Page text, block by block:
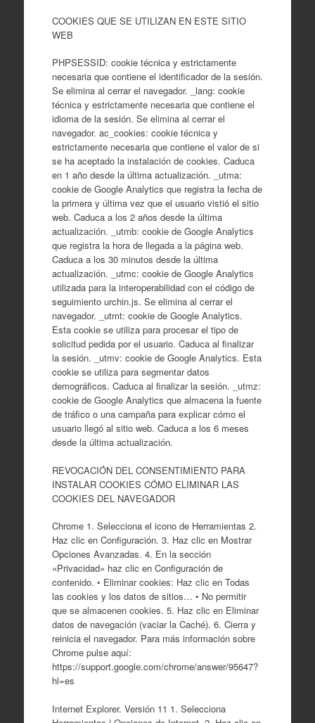
COOKIES QUE SE UTILIZAN EN ESTE SITIO
WEB
PHPSESSID: cookie técnica y estrictamente
necesaria que contiene el identificador de la sesión.
Se elimina al cerrar el navegador. _lang: cookie
técnica y estrictamente necesaria que contiene el
idioma de la sesión. Se elimina al cerrar el
navegador. ac_cookies: cookie técnica y
estrictamente necesaria que contiene el valor de si
se ha aceptado la instalación de cookies. Caduca
en 1 año desde la última actualización. _utma:
cookie de Google Analytics que registra la fecha de
la primera y última vez que el usuario vistió el sitio
web. Caduca a los 2 años desde la última
actualización. _utmb: cookie de Google Analytics
que registra la hora de llegada a la página web.
Caduca a los 30 minutos desde la última
actualización. _utmc: cookie de Google Analytics
utilizada para la interoperabilidad con el código de
seguimiento urchin.js. Se elimina al cerrar el
navegador. _utmt: cookie de Google Analytics.
Esta cookie se utiliza para procesar el tipo de
solicitud pedida por el usuario. Caduca al finalizar
la sesión. _utmv: cookie de Google Analytics. Esta
cookie se utiliza para segmentar datos
demográficos. Caduca al finalizar la sesión. _utmz:
cookie de Google Analytics que almacena la fuente
de tráfico o una campaña para explicar cómo el
usuario llegó al sitio web. Caduca a los 6 meses
desde la última actualización.
REVOCACIÓN DEL CONSENTIMIENTO PARA
INSTALAR COOKIES CÓMO ELIMINAR LAS
COOKIES DEL NAVEGADOR
Chrome 1. Selecciona el icono de Herramientas 2.
Haz clic en Configuración. 3. Haz clic en Mostrar
Opciones Avanzadas. 4. En la sección
«Privacidad» haz clic en Configuración de
contenido. • Eliminar cookies: Haz clic en Todas
las cookies y los datos de sitios… • No permitir
que se almacenen cookies. 5. Haz clic en Eliminar
datos de navegación (vaciar la Caché). 6. Cierra y
reinicia el navegador. Para más información sobre
Chrome pulse aquí:
https://support.google.com/chrome/answer/95647?
hl=es
Internet Explorer. Versión 11 1. Selecciona